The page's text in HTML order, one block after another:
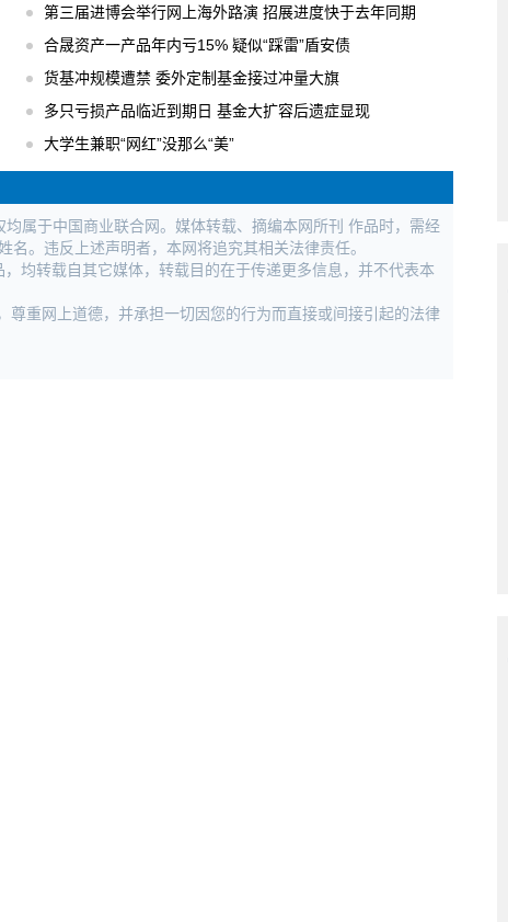
第三届进博会举行网上海外路演 招展进度快于去年同期
合晟资产一产品年内亏15% 疑似“踩雷”盾安债
货基冲规模遭禁 委外定制基金接过冲量大旗
多只亏损产品临近到期日 基金大扩容后遗症显现
大学生兼职“网红”没那么“美”
属于中国商业联合网。媒体转载、摘编本网所刊 作品时，需经
。违反上述声明者，本网将追究其相关法律责任。
均转载自其它媒体，转载目的在于传递更多信息，并不代表本
尊重网上道德，并承担一切因您的行为而直接或间接引起的法律